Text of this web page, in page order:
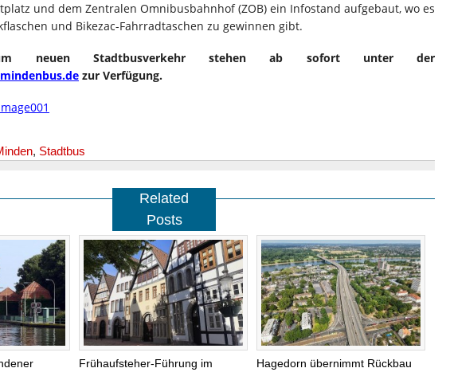
und dem Zentralen Omnibusbahnhof (ZOB) ein Infostand aufgebaut, wo es
und Bikezac-Fahrradtaschen zu gewinnen gibt.
neuen Stadtbusverkehr stehen ab sofort unter der
zur Verfügung.
, Stadtbus
Related
Posts
Frühaufsteher-Führung im
Hagedorn übernimmt Rückbau